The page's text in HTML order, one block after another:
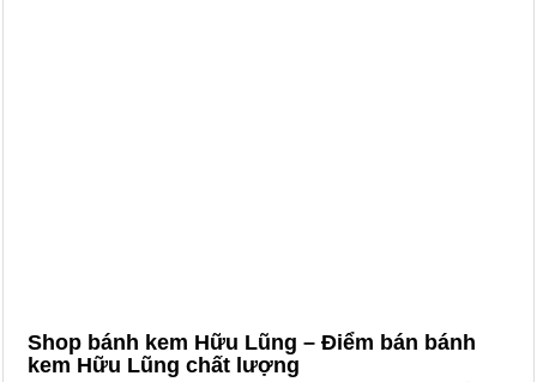
Shop bánh kem Hữu Lũng – Điểm bán bánh
kem Hữu Lũng chất lượng